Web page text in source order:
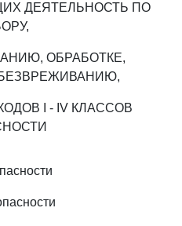
ДЕЯТЕЛЬНОСТЬ ПО
ОБРАБОТКЕ,
I - IV КЛАССОВ